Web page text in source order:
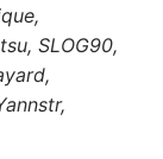
SLOG90,